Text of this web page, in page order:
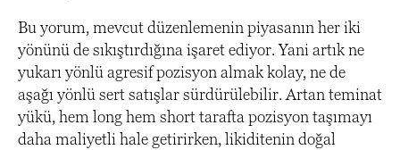
Bu yorum, mevcut düzenlemenin piyasanın her iki
yönünü de sıkıştırdığına işaret ediyor. Yani artık ne
yukarı yönlü agresif pozisyon almak kolay, ne de
aşağı yönlü sert satışlar sürdürülebilir. Artan teminat
yükü, hem long hem short tarafta pozisyon taşımayı
daha maliyetli hale getirirken, likiditenin doğal